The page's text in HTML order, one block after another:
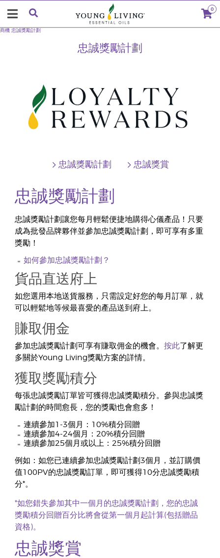
0
忠誠獎勵計劃
商機 忠誠獎勵計劃
忠誠獎勵計劃 忠誠獎賞
忠誠獎勵計劃
忠誠獎勵計劃讓您每月輕鬆便捷地購得心儀產品！只要
成為批發品牌夥伴並參加忠誠獎勵計劃，即可享有多重
獎勵！
如何參加忠誠獎勵計劃？
貨品直送府上
如您選用本地送貨服務，只需設定好您的每月訂單，就
可以輕鬆地等候最喜愛的產品送到府上。
賺取佣金
參加忠誠獎勵計劃可享有賺取佣金的機會。 按此了解更
多關於Young Living獎勵方案的詳情。
獲取獎勵積分
每張忠誠獎勵訂單皆可獲得忠誠獎勵積分。參與忠誠獎
勵計劃的時間愈長，您的獎勵也會愈多！
連續參加1-3個月：10%積分回贈
連續參加4-24個月：20%積分回贈
連續參加25個月或以上：25%積分回贈
例如：如您已連續參加忠誠獎勵計劃3個月，並訂購價
值100PV的忠誠獎勵訂單，即可獲得10分忠誠獎勵積
分*。
*如您錯失參加其中一個月的忠誠獎勵計劃，您的忠誠
獎勵積分回贈百分比將會從第一個月起計算(包括贈品
資格)。
忠誠獎賞